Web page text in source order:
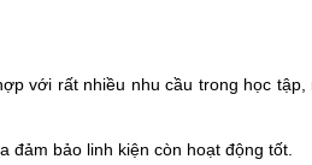
với rất nhiều nhu cầu trong học
bảo linh kiện còn hoạt động tốt.